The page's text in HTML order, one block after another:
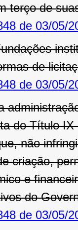
terço de
de 03/05/
de
de 03/05/
do Título
não
criação,
e
do
de 03/05/